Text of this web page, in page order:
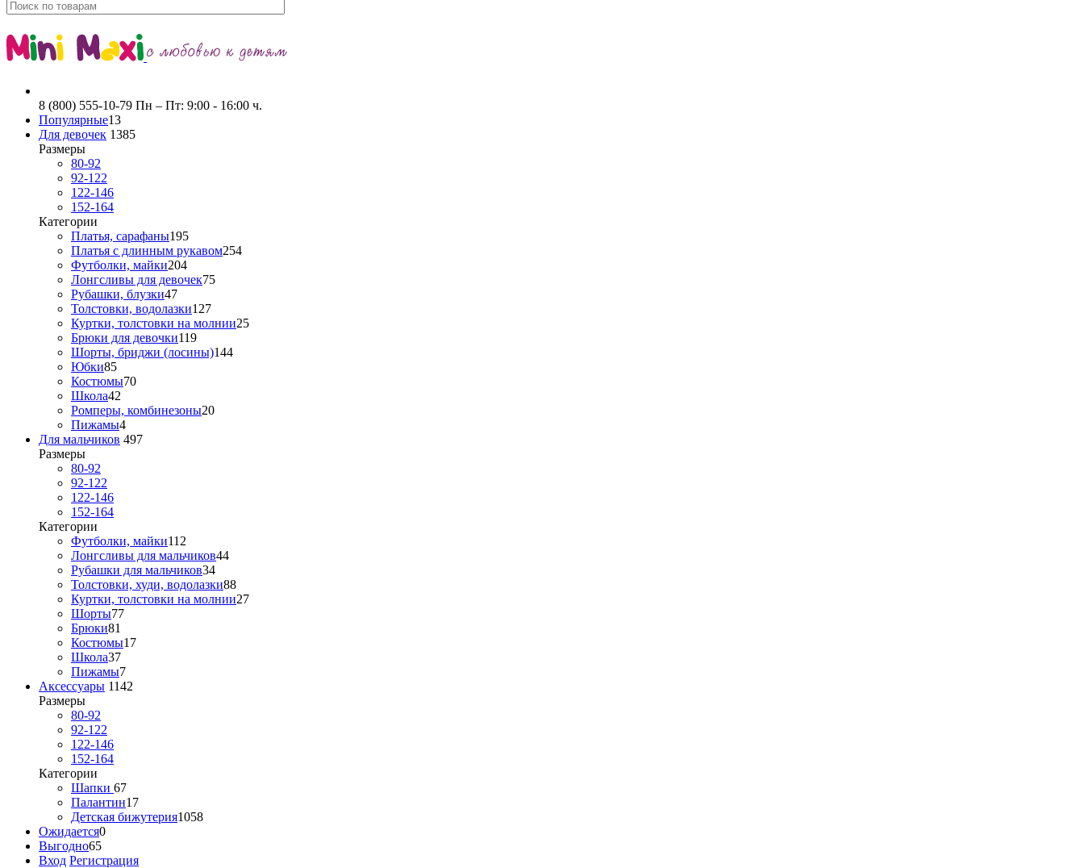
8 (800) 555-10-79 Пн – Пт: 9:00 - 16:00 ч.
Популярные13
Для девочек 1385
Размеры
80-92
92-122
122-146
152-164
Категории
Платья, сарафаны195
Платья с длинным рукавом254
Футболки, майки204
Лонгсливы для девочек75
Рубашки, блузки47
Толстовки, водолазки127
Куртки, толстовки на молнии25
Брюки для девочки119
Шорты, бриджи (лосины)144
Юбки85
Костюмы70
Школа42
Ромперы, комбинезоны20
Пижамы4
Для мальчиков 497
Размеры
80-92
92-122
122-146
152-164
Категории
Футболки, майки112
Лонгсливы для мальчиков44
Рубашки для мальчиков34
Толстовки, худи, водолазки88
Куртки, толстовки на молнии27
Шорты77
Брюки81
Костюмы17
Школа37
Пижамы7
Аксессуары 1142
Размеры
80-92
92-122
122-146
152-164
Категории
Шапки 67
Палантин17
Детская бижутерия1058
Ожидается0
Выгодно65
Вход Регистрация